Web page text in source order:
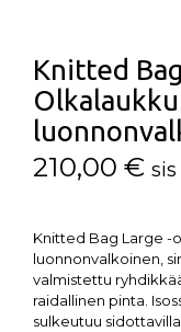
Knitted
210,00 €
Knitted Bag Large -
luonnonvalkoinen,
valmistettu
raidallinen pinta.
sulkeutuu